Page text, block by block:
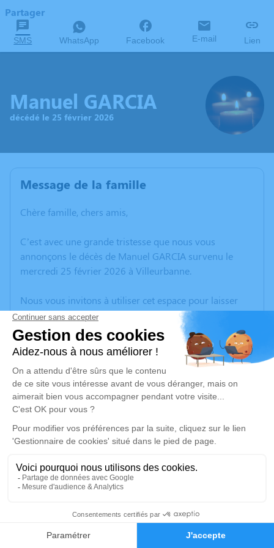
Faire-part Hommages
Partager
SMS WhatsApp Facebook E-mail Lien
Manuel GARCIA
décédé le 25 février 2026
Message de la famille
Chère famille, chers amis,
C’est avec une grande tristesse que nous vous
annonçons le décès de Manuel GARCIA survenu le
mercredi 25 février 2026 à Villeurbanne.
Nous vous invitons à utiliser cet espace pour laisser
vos condoléances, partager des photos souvenirs, une
anecdote ou exprimer vos pensées à travers des
poèmes ou des textes. Cet endroit est un lieu
d'expression dédié à honorer la mémoire de Manuel
GARCIA.
Un service de plantation d’arbre hommage est
disponible ici.
Je rends hommage
Cérémonie
Eglise de ANTHON
38280 Anthon